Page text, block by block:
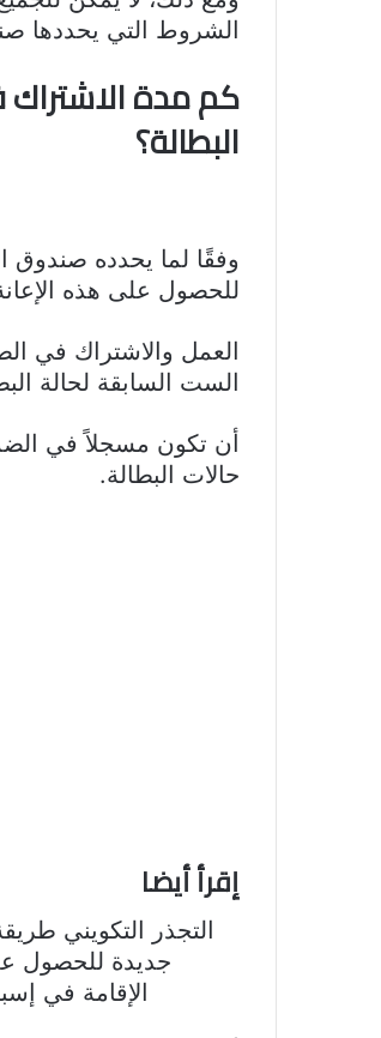
الشروط التي يحددها
كم مدة الاشتراك
البطالة؟
وفقًا لما يحدده صندوق
للحصول على هذه
الست السابقة لحالة
أن تكون مسجلاً في
حالات البطالة.
إقرأ أيضا